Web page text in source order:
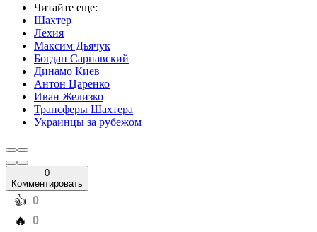
Читайте еще:
Шахтер
Лехия
Максим Дьячук
Богдан Сарнавский
Динамо Киев
Антон Царенко
Иван Желизко
Трансферы Шахтера
Украинцы за рубежом
0
Комментировать
️👍 0
️🔥 0